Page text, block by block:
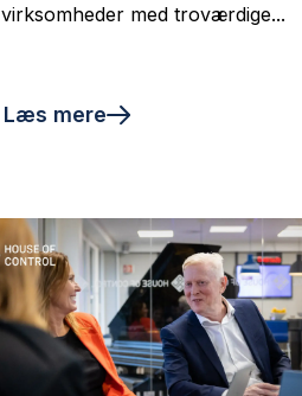
virksomheder med troværdige...
Læs mere